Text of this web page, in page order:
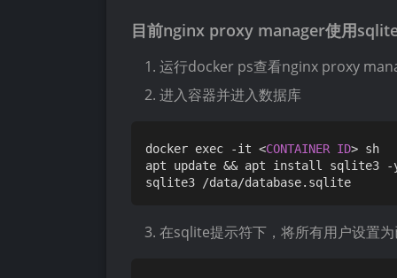
目前nginx proxy manager使用
运行docker ps查看nginx proxy
进入容器并进入数据库
docker exec -it <CONTAINER ID> sh
apt update && apt install sqlite3 -
sqlite3 /data/database. sqlite
在sqlite提示符下，将所有用户设置